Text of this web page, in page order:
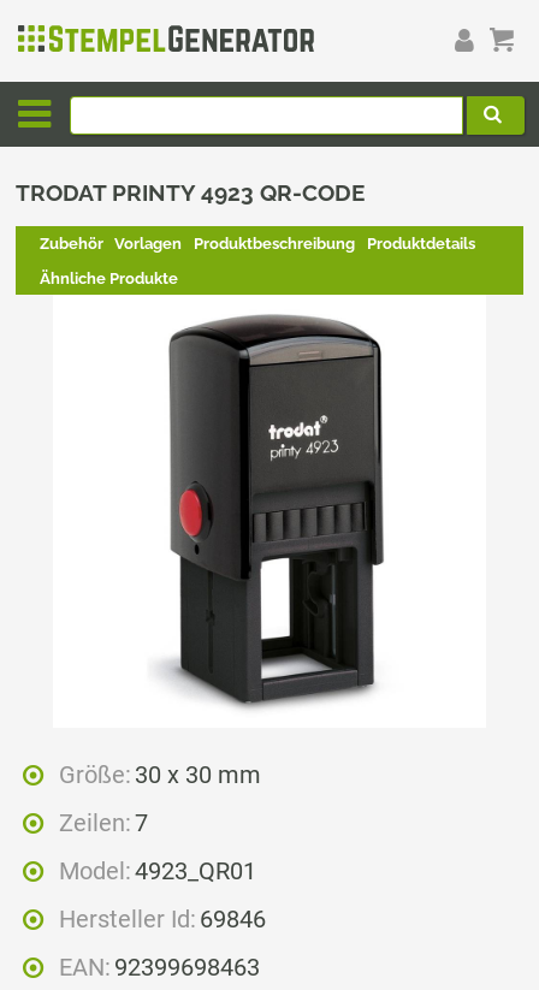
TRODAT PRINTY 4923 QR-CODE
Zubehör Vorlagen Produktbeschreibung
Produktdetails
Ähnliche Produkte
Größe: 30 x 30 mm
Zeilen:7
Model:4923_QR01
Hersteller Id: 69846
EAN: 92399698463